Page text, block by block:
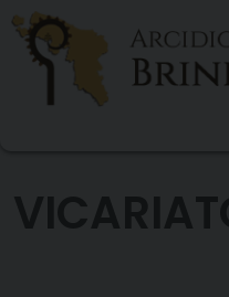
Skip
content